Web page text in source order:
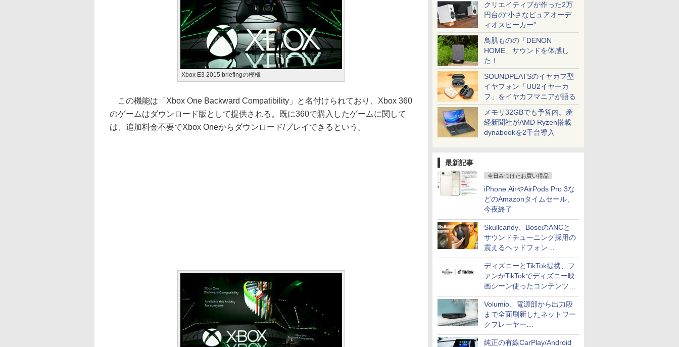
クリエイティブが作った2万
円台の“小さなピュアオーデ
ィオスピーカー”
鳥肌ものの「DENON
HOME」サウンドを体感し
た！
SOUNDPEATSのイヤカフ型
イヤフォン「UU2イヤーカ
フ」をイヤカフマニアが語る
メモリ32GBでも予算内。産
経新聞社がAMD Ryzen搭載
dynabookを2千台導入
最新記事
今日みつけたお買い得品
iPhone AirやAirPods Pro 3な
どのAmazonタイムセール、
今夜終了
Skullcandy、BoseのANCと
サウンドチューニング採用の
震えるヘッドフォン
「Crusher 1080 ANC」
ディズニーとTikTok提携、フ
ァンがTikTokでディズニー映
画シーン使ったコンテンツ制
作、Disney+にも配信
Volumio、電源部から出力段
まで全面刷新したネットワー
クプレーヤー
「Primo（2026）」
純正の有線CarPlay/Android
Xbox E3 2015 briefingの模様
この機能は「Xbox One Backward Compatibility」と名付けられており、Xbox 360
のゲームはダウンロード版として提供される。既に360で購入したゲームに関して
は、追加料金不要でXbox Oneからダウンロード/プレイできるという。